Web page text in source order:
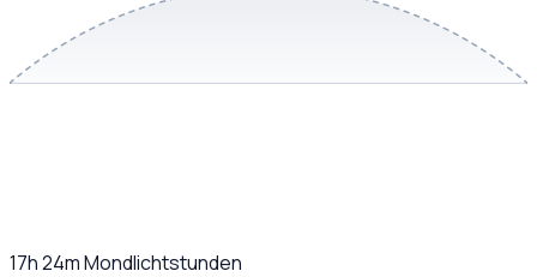
17h 24mMondlichtstunden